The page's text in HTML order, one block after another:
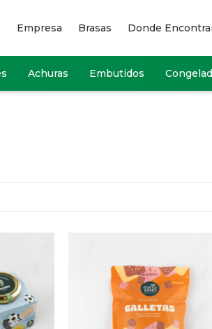
Achuras Embutidos
Empresa Brasas Donde